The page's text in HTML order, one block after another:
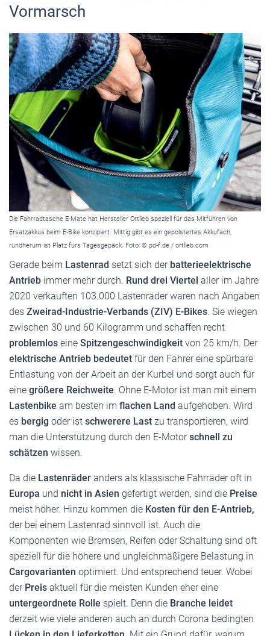
Vormarsch
Die Fahrradtasche E-Mate hat Hersteller Ortlieb speziell für das Mitführen von
Ersatzakkus beim E-Bike konzipiert. Mittig gibt es ein gepolstertes Akkufach,
rundherum ist Platz fürs Tagesgepäck. Foto: © pd-f.de / ortlieb.com
Gerade beim Lastenrad setzt sich der batterieelektrische
Antrieb immer mehr durch. Rund drei Viertel aller im Jahre
2020 verkauften 103.000 Lastenräder waren nach Angaben
des Zweirad-Industrie-Verbands (ZIV) E-Bikes. Sie wiegen
zwischen 30 und 60 Kilogramm und schaffen recht
problemlos eine Spitzengeschwindigkeit von 25 km/h. Der
elektrische Antrieb bedeutet für den Fahrer eine spürbare
Entlastung von der Arbeit an der Kurbel und sorgt auch für
eine größere Reichweite. Ohne E-Motor ist man mit einem
Lastenbike am besten im flachen Land aufgehoben. Wird
es bergig oder ist schwerere Last zu transportieren, wird
man die Unterstützung durch den E-Motorschnell zu
schätzen wissen.
Da die Lastenräder anders als klassische Fahrräder oft in
Europa und nicht in Asien gefertigt werden, sind die Preise
meist höher. Hinzu kommen die Kosten für den E-Antrieb,
der bei einem Lastenrad sinnvoll ist. Auch die
Komponenten wie Bremsen, Reifen oder Schaltung sind oft
speziell für die höhere und ungleichmäßigere Belastung in
Cargovarianten optimiert. Und entsprechend teuer. Wobei
der Preis aktuell für die meisten Kunden eher eine
untergeordnete Rolle spielt. Denn die Branche leidet
derzeit wie viele anderen auch an durch Corona bedingten